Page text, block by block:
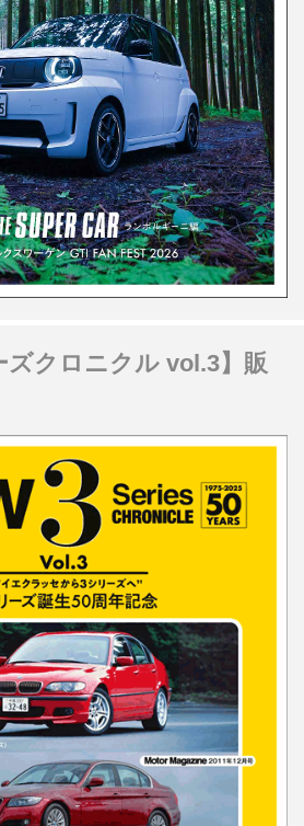
ズクロニクル vol.3】販